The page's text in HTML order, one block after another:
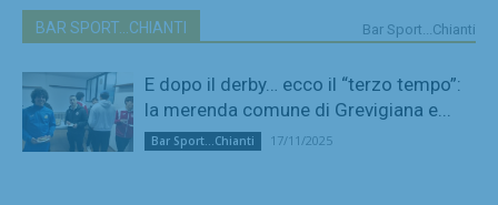
BAR SPORT...CHIANTI Bar Sport...Chianti
E dopo il derby… ecco il “terzo tempo”:
la merenda comune di Grevigiana e...
Bar Sport...Chianti 17/11/2025